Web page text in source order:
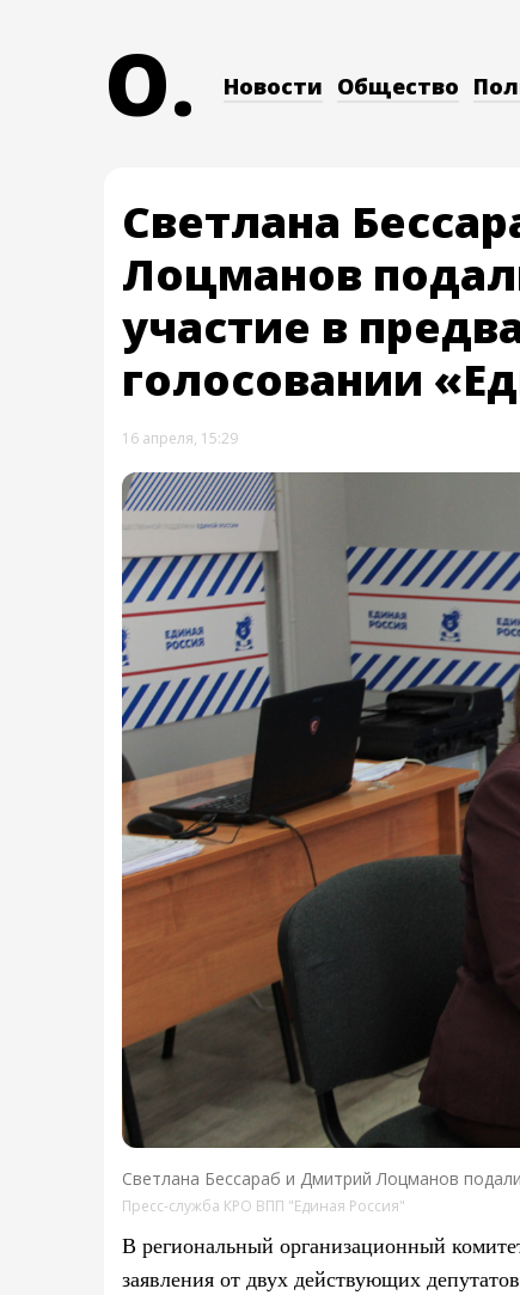
O. Новости Общество
Светлана
Лоцманов
участие в
голосовании
16 апреля, 15:29
Светлана Бессараб и Дмитрий Лоцманов
Пресс-служба КРО ВПП "Единая Россия"
В региональный организационный
заявления от двух действующих